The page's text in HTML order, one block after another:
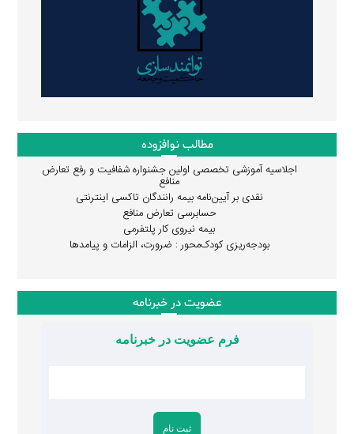
مطالب نوافزوده
اجلاسیه آموزشی تخصصی اولین جشنواره شفافیت و رفع تعارض
منافع
نقدی بر آیین‌نامه بیمه رانندگان تاکسی اینترنتی
حسابرسی تعارض منافع
بیمه نیروی کار پلتفرمی
بودجه‌ریزی کودک‌محور : ضرورت، الزامات و پیامدها
عضویت در خبرنامه
فرم عضویت در خبرنامه